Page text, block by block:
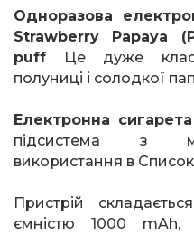
Одноразова
Strawberry
Papaya
puff Це дуже
полуниці і солодкої
Електронна сигарета
підсистема з
використання в Список
Пристрій
ємністю 1000 mAh,